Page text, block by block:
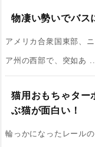
物凄い勢いでバス
アメリカ合衆国東部、
ア州の西部で、突如あ
猫用おもちゃター
ぶ猫が面白い！
輪っかになったレール